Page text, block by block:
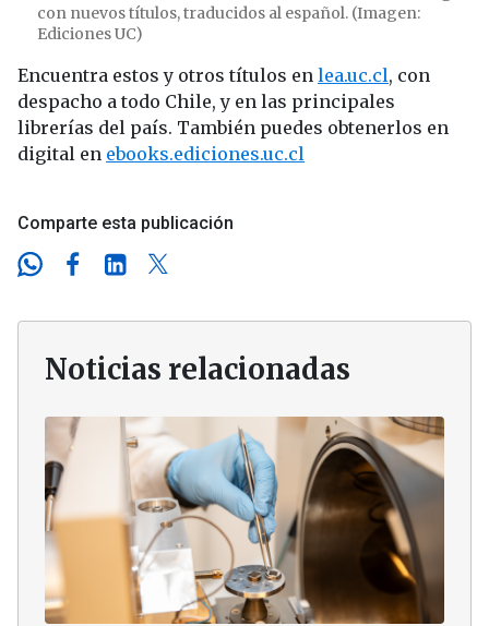
con nuevos títulos, traducidos al español. (Imagen:
Ediciones UC)
Encuentra estos y otros títulos en lea.uc.cl, con
despacho a todo Chile, y en las principales
librerías del país. También puedes obtenerlos en
digital en ebooks.ediciones.uc.cl
Comparte esta publicación
Noticias relacionadas